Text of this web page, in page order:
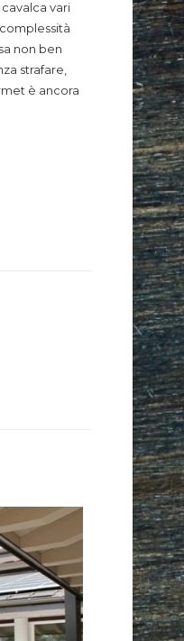
vari
non ben
strafare,
è ancora